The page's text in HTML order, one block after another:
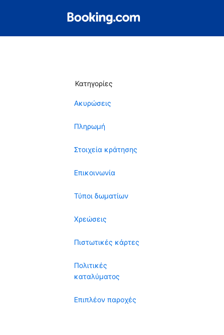
Κατηγορίες
Ακυρώσεις
Πληρωμή
Στοιχεία κράτησης
Επικοινωνία
Τύποι δωματίων
Χρεώσεις
Πιστωτικές κάρτες
Πολιτικές
καταλύματος
Επιπλέον παροχές